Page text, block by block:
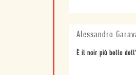
Alessandro
È il noir più bello